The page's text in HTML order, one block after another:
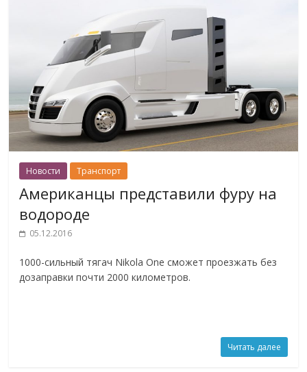
Новости Транспорт
Американцы представили фуру на
водороде
05.12.2016
1000-сильный тягач Nikola One сможет проезжать без
дозаправки почти 2000 километров.
Читать далее